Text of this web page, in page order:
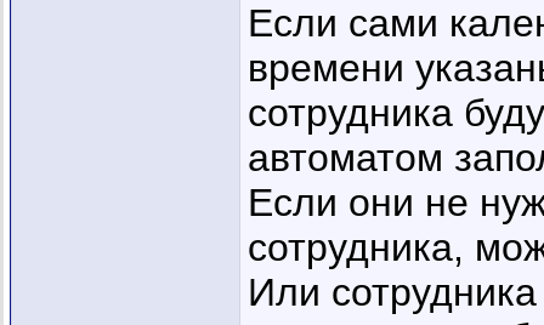
Если сами
времени
сотрудника
автоматом
Если они не
сотрудника,
Или